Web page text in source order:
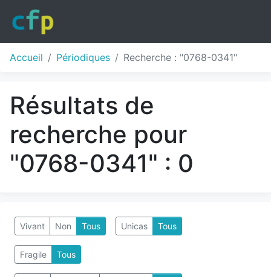
Accueil Périodiques Recherche : "0768-0341"
Résultats de
recherche pour
"0768-0341" : 0
Vivant Non Tous Unicas Tous
Fragile Tous